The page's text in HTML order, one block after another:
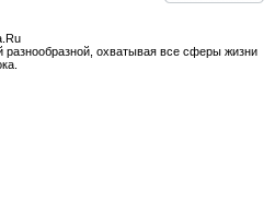
охватывая все сферы жизни